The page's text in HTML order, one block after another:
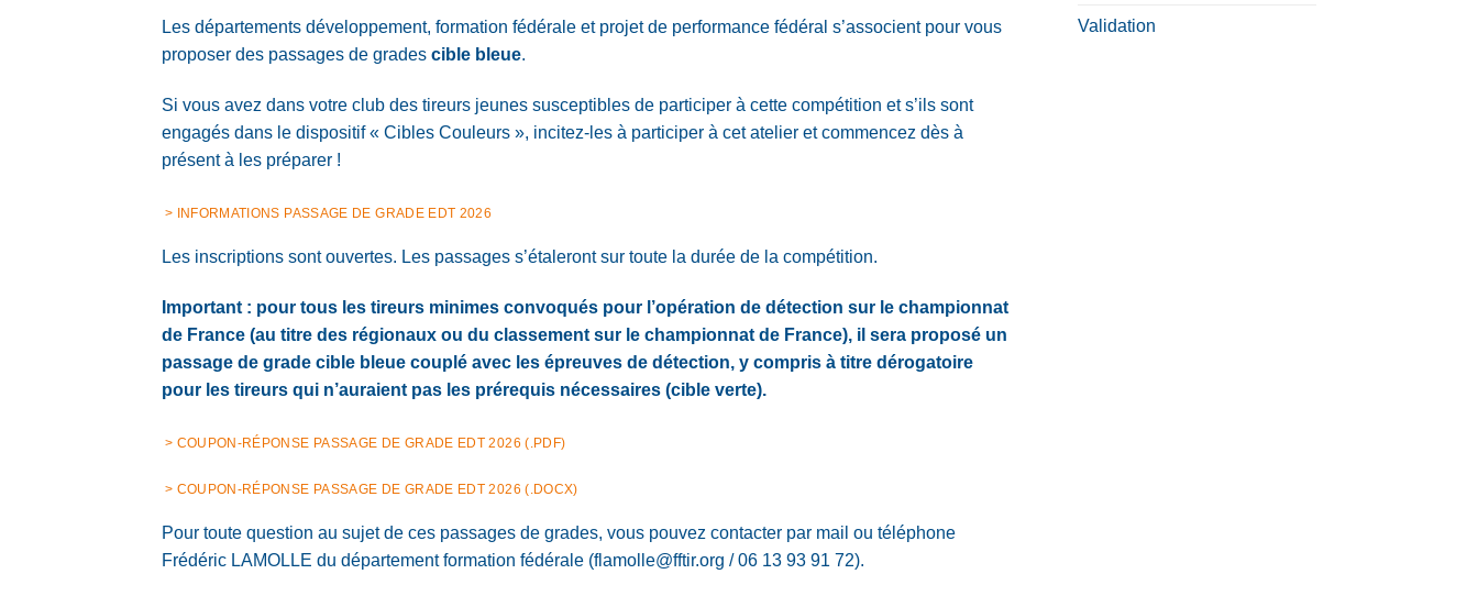
Les départements développement, formation fédérale et projet de performance fédéral s’associent pour vous
proposer des passages de grades cible bleue.
Si vous avez dans votre club des tireurs jeunes susceptibles de participer à cette compétition et s’ils sont
engagés dans le dispositif « Cibles Couleurs », incitez-les à participer à cet atelier et commencez dès à
présent à les préparer !
> INFORMATIONS PASSAGE DE GRADE EDT 2026
Les inscriptions sont ouvertes. Les passages s’étaleront sur toute la durée de la compétition.
Important : pour tous les tireurs minimes convoqués pour l’opération de détection sur le championnat
de France (au titre des régionaux ou du classement sur le championnat de France), il sera proposé un
passage de grade cible bleue couplé avec les épreuves de détection, y compris à titre dérogatoire
pour les tireurs qui n’auraient pas les prérequis nécessaires (cible verte).
> COUPON-RÉPONSE PASSAGE DE GRADE EDT 2026 (.PDF)
> COUPON-RÉPONSE PASSAGE DE GRADE EDT 2026 (.DOCX)
Pour toute question au sujet de ces passages de grades, vous pouvez contacter par mail ou téléphone
Frédéric LAMOLLE du département formation fédérale (flamolle@fftir.org / 06 13 93 91 72).
Validation